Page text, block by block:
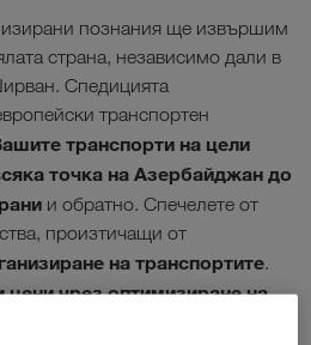
познания ще извършим
страна, независимо дали в
Спедицията
транспортен
транспорти на цели
точка на Азербайджан до
и обратно. Спечелете от
произтичащи от
на транспортите.
цени чрез оптимизиране на